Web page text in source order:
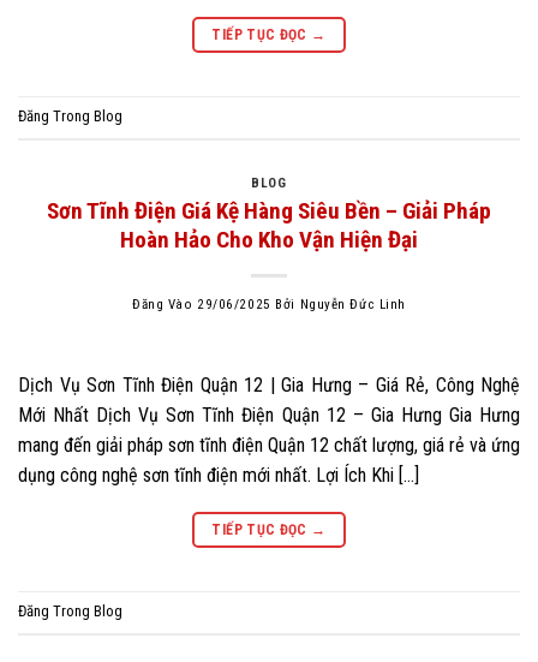
TIẾP TỤC ĐỌC →
Đăng Trong Blog
BLOG
Sơn Tĩnh Điện Giá Kệ Hàng Siêu Bền – Giải Pháp
Hoàn Hảo Cho Kho Vận Hiện Đại
Đăng Vào 29/06/2025 Bởi Nguyễn Đức Linh
Dịch Vụ Sơn Tĩnh Điện Quận 12 | Gia Hưng – Giá Rẻ, Công Nghệ
Mới Nhất Dịch Vụ Sơn Tĩnh Điện Quận 12 – Gia Hưng Gia Hưng
mang đến giải pháp sơn tĩnh điện Quận 12 chất lượng, giá rẻ và ứng
dụng công nghệ sơn tĩnh điện mới nhất. Lợi Ích Khi […]
TIẾP TỤC ĐỌC →
Đăng Trong Blog